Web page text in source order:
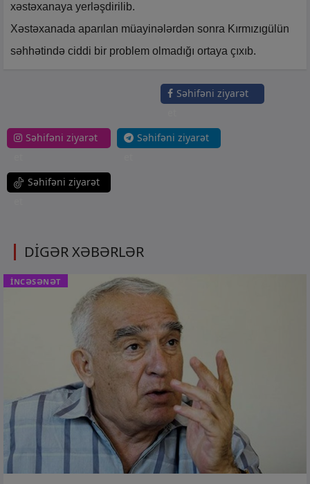
xəstəxanaya yerləşdirilib.
Xəstəxanada aparılan müayinələrdən sonra Kırmızıgülün
səhhətində ciddi bir problem olmadığı ortaya çıxıb.
Səhifəni ziyarət
Səhifəni ziyarət
Səhifəni ziyarət
Səhifəni ziyarət
DİGƏR XƏBƏRLƏR
İNCƏSƏNƏT